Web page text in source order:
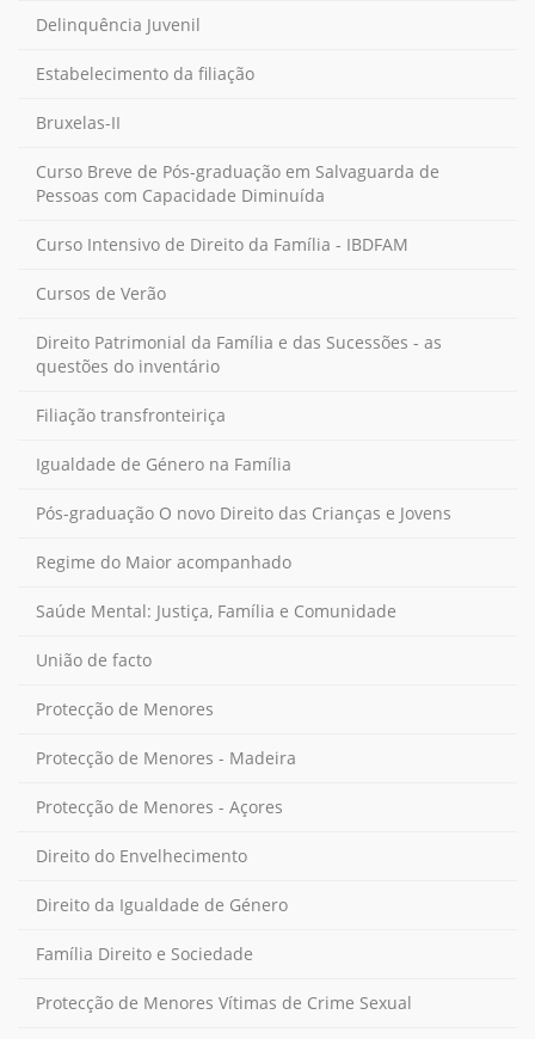
Delinquência Juvenil
Estabelecimento da filiação
Bruxelas-II
Curso Breve de Pós-graduação em Salvaguarda de
Pessoas com Capacidade Diminuída
Curso Intensivo de Direito da Família - IBDFAM
Cursos de Verão
Direito Patrimonial da Família e das Sucessões - as
questões do inventário
Filiação transfronteiriça
Igualdade de Género na Família
Pós-graduação O novo Direito das Crianças e Jovens
Regime do Maior acompanhado
Saúde Mental: Justiça, Família e Comunidade
União de facto
Protecção de Menores
Protecção de Menores - Madeira
Protecção de Menores - Açores
Direito do Envelhecimento
Direito da Igualdade de Género
Família Direito e Sociedade
Protecção de Menores Vítimas de Crime Sexual